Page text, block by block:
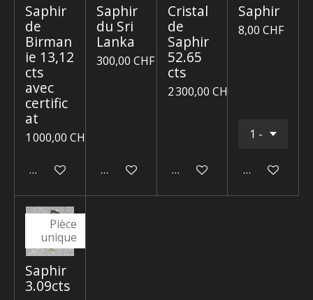
Saphir
de
Birman
ie 13,12
cts
avec
certific
at
1 000,00 CHF
Ajouter au panier
Saphir
du Sri
Lanka
300,00 CHF
Ajouter au panier
Cristal
de
Saphir
52.65
cts
2 300,00 CHF
Ajouter au panier
Saphir
8,00 CHF
Ajouter au
Pièce
unique
Saphir
3.09cts